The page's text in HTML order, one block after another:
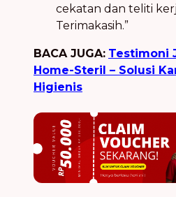
cekatan dan teliti
Terimakasih.”
BACA JUGA: Testimoni
Home-Steril – Solusi
Higienis